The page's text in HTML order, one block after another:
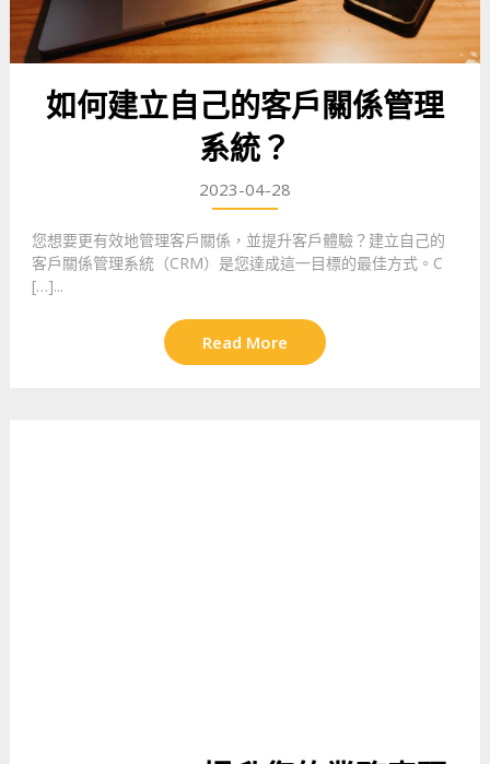
如何建立自己的客戶關係管理
系統？
2023-04-28
您想要更有效地管理客戶關係，並提升客戶體驗？建立自己的
客戶關係管理系統（CRM）是您達成這一目標的最佳方式。C
[…]...
Read More